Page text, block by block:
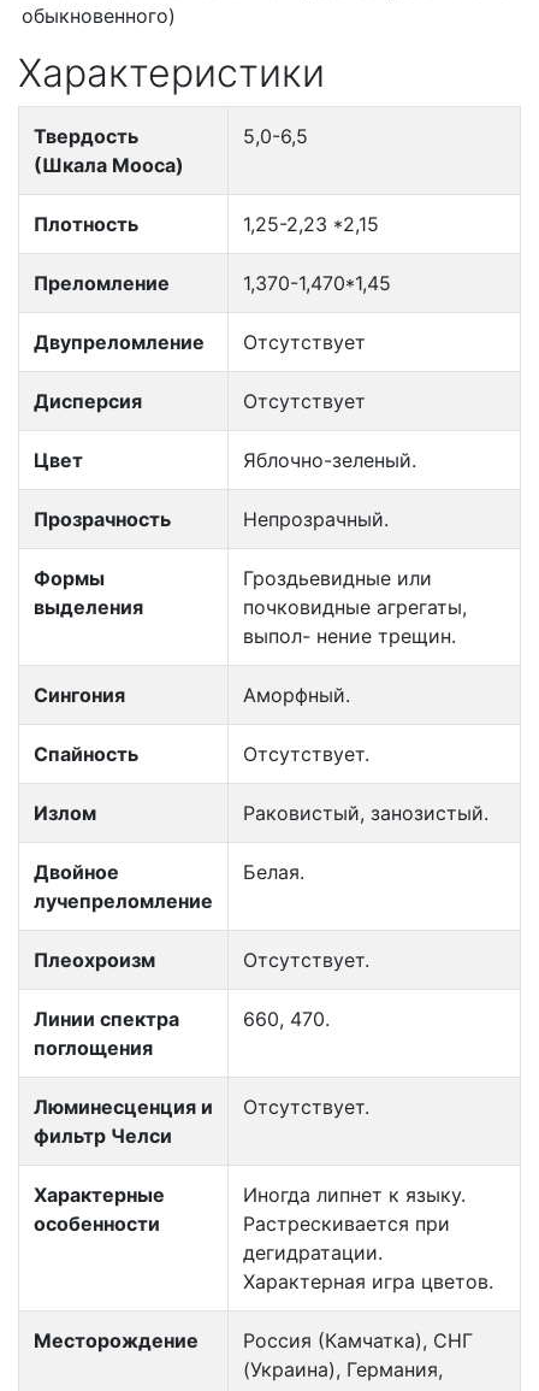
обыкновенного)
Характеристики
Твердость
(Шкала Мооса)
5,0-6,5
Плотность 1,25-2,23 *2,15
Преломление 1,370-1,470*1,45
Двупреломление Отсутствует
Дисперсия Отсутствует
Цвет Яблочно-зеленый.
Прозрачность Непрозрачный.
Формы
выделения
Гроздьевидные или
почковидные агрегаты,
выпол- нение трещин.
Сингония Аморфный.
Спайность Отсутствует.
Излом Раковистый, занозистый.
Двойное
лучепреломление
Белая.
Плеохроизм Отсутствует.
Линии спектра
поглощения
660, 470.
Люминесценция и
фильтр Челси
Отсутствует.
Характерные
особенности
Иногда липнет к языку.
Растрескивается при
дегидратации.
Характерная игра цветов.
Месторождение
Россия (Камчатка), СНГ
(Украина), Германия,